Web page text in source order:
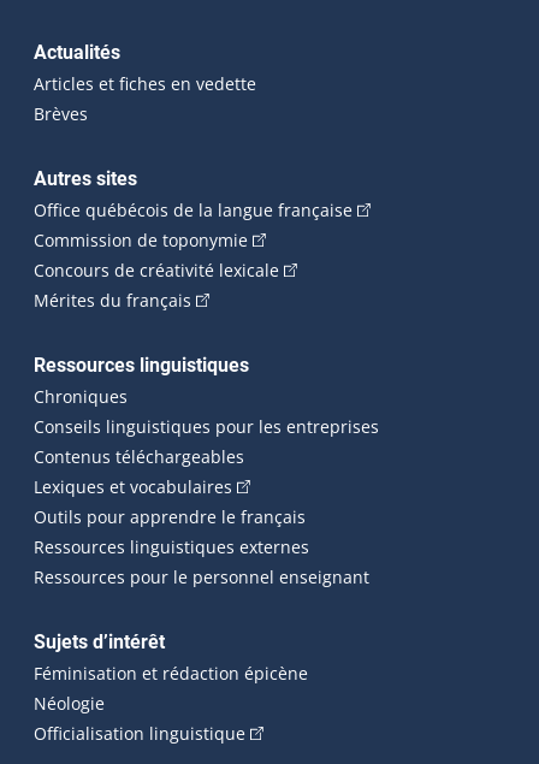
Actualités
Articles et fiches en vedette
Brèves
Autres sites
Office québécois de la langue française(Cet hyperlien
Commission de toponymie(Cet hyperlien externe s'ouvrira
Concours de créativité lexicale(Cet hyperlien externe
Mérites du français (Cet hyperlien externe s'ouvrira dans une
Ressources linguistiques
Chroniques
Conseils linguistiques pour les entreprises
Contenus téléchargeables
Lexiques et vocabulaires (Cet hyperlien externe s'ouvrira
Outils pour apprendre le français
Ressources linguistiques externes
Ressources pour le personnel enseignant
Sujets d’intérêt
Féminisation et rédaction épicène
Néologie
Officialisation linguistique(Cet hyperlien externe s'ouvrira